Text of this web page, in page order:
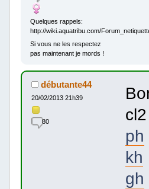
Quelques rappels:
http://wiki.aquatribu.com/
Si vous ne les respectez
pas maintenant je mords !
débutante44
20/02/2013 21h39
80
ph
kh
gh